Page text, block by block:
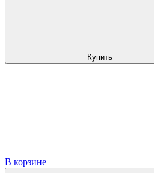
Купить
В корзине